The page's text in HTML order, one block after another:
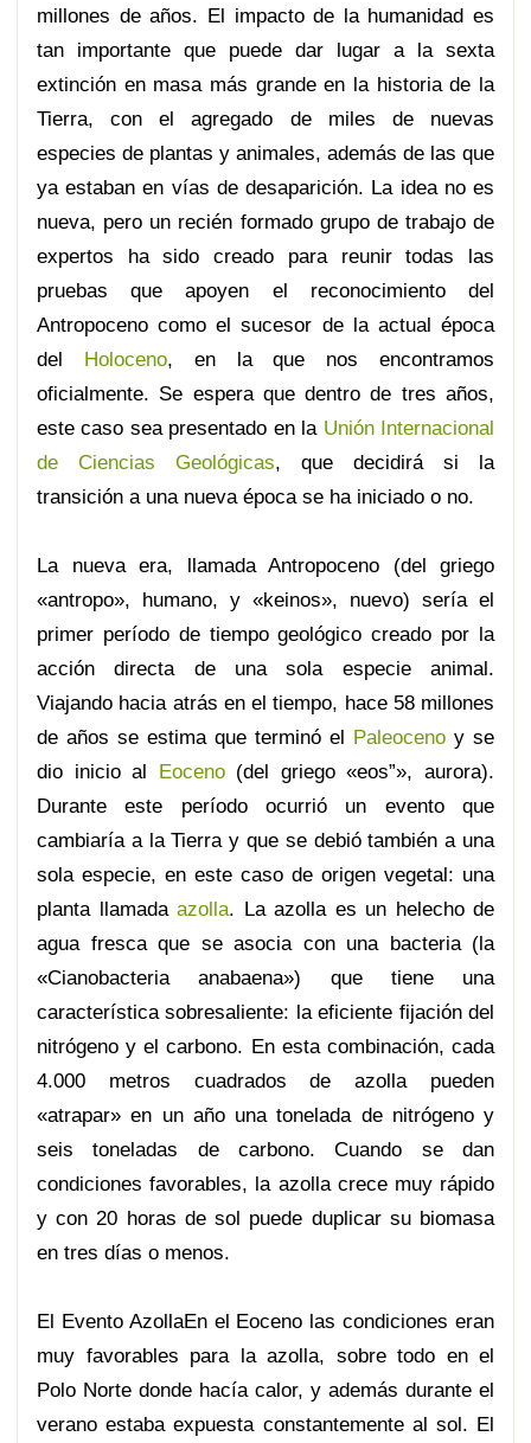
millones de años. El impacto de la humanidad es
tan importante que puede dar lugar a la sexta
extinción en masa más grande en la historia de la
Tierra, con el agregado de miles de nuevas
especies de plantas y animales, además de las que
ya estaban en vías de desaparición. La idea no es
nueva, pero un recién formado grupo de trabajo de
expertos ha sido creado para reunir todas las
pruebas que apoyen el reconocimiento del
Antropoceno como el sucesor de la actual época
del Holoceno, en la que nos encontramos
oficialmente. Se espera que dentro de tres años,
este caso sea presentado en la Unión Internacional
de Ciencias Geológicas, que decidirá si la
transición a una nueva época se ha iniciado o no.
La nueva era, llamada Antropoceno (del griego
«antropo», humano, y «keinos», nuevo) sería el
primer período de tiempo geológico creado por la
acción directa de una sola especie animal.
Viajando hacia atrás en el tiempo, hace 58 millones
de años se estima que terminó el Paleoceno y se
dio inicio al Eoceno(del griego «eos”», aurora).
Durante este período ocurrió un evento que
cambiaría a la Tierra y que se debió también a una
sola especie, en este caso de origen vegetal: una
planta llamada azolla. La azolla es un helecho de
agua fresca que se asocia con una bacteria (la
«Cianobacteria anabaena») que tiene una
característica sobresaliente: la eficiente fijación del
nitrógeno y el carbono. En esta combinación, cada
4.000 metros cuadrados de azolla pueden
«atrapar» en un año una tonelada de nitrógeno y
seis toneladas de carbono. Cuando se dan
condiciones favorables, la azolla crece muy rápido
y con 20 horas de sol puede duplicar su biomasa
en tres días o menos.
El Evento AzollaEn el Eoceno las condiciones eran
muy favorables para la azolla, sobre todo en el
Polo Norte donde hacía calor, y además durante el
verano estaba expuesta constantemente al sol. El